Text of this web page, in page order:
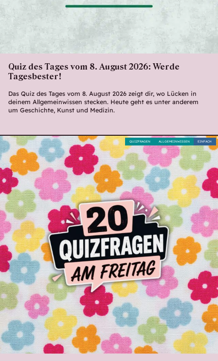
Quiz des Tages vom 8. August 2026: Werde
Tagesbester!
Das Quiz des Tages vom 8. August 2026 zeigt dir, wo Lücken in
deinem Allgemeinwissen stecken. Heute geht es unter anderem
um Geschichte, Kunst und Medizin.
EINFACH
ALLGEMEINWISSEN
QUIZFRAGEN